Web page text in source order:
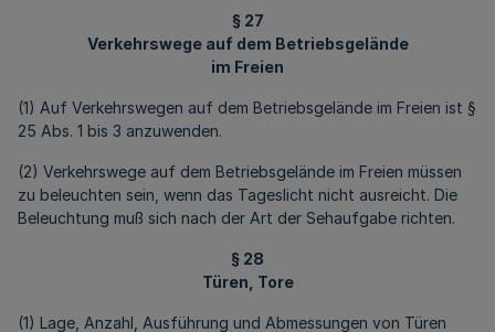
§ 27
Verkehrswege auf dem Betriebsgelände
im Freien
(1) Auf Verkehrswegen auf dem Betriebsgelände im Freien ist §
25 Abs. 1 bis 3 anzuwenden.
(2) Verkehrswege auf dem Betriebsgelände im Freien müssen
zu beleuchten sein, wenn das Tageslicht nicht ausreicht. Die
Beleuchtung muß sich nach der Art der Sehaufgabe richten.
§ 28
Türen, Tore
(1) Lage, Anzahl, Ausführung und Abmessungen von Türen